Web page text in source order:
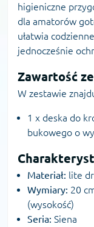
higieniczne
dla amatorów
ułatwia
jednocześnie
Zawartość
W zestawie
1 x deska do
bukowego o
Materiał: lite
Wymiary: 20
(wysokość)
Seria: Siena